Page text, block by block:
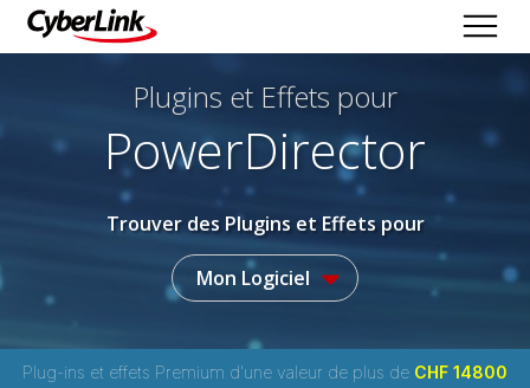
Plugins et Effets pour
PowerDirector
Trouver des Plugins et Effets pour
Mon Logiciel
Plug-ins et effets Premium d'une valeur de plus de CHF 14800